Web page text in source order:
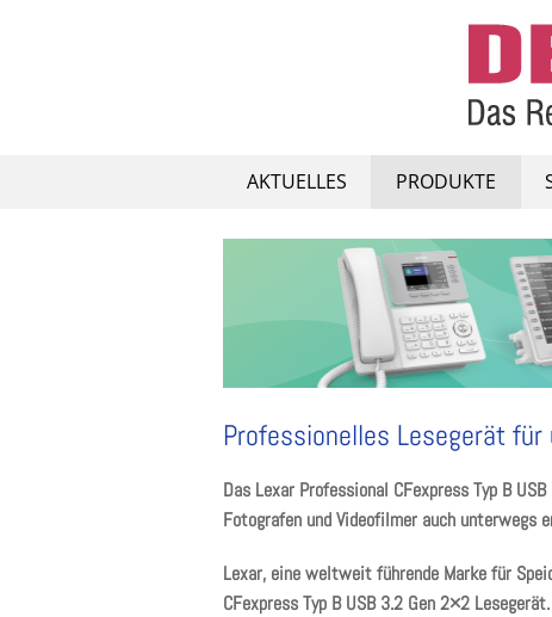
AKTUELLES PRODUKTE
Professionelles Lesegerät
Das Lexar Professional CFexpress Typ B
Fotografen und Videofilmer auch unterwegs
Lexar, eine weltweit führende Marke für
CFexpress Typ B USB 3.2 Gen 2×2